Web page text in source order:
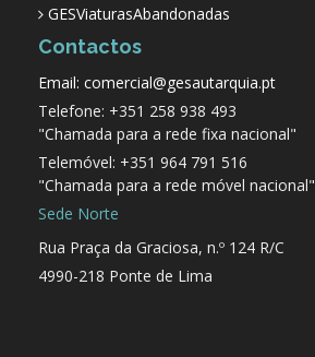
GESViaturasAbandonadas
Contactos
Email: comercial@gesautarquia.pt
Telefone: +351 258 938 493
"Chamada para a rede fixa nacional"
Telemóvel: +351 964 791 516
"Chamada para a rede móvel nacional"
Sede Norte
Rua Praça da Graciosa, n.º 124 R/C
4990-218 Ponte de Lima